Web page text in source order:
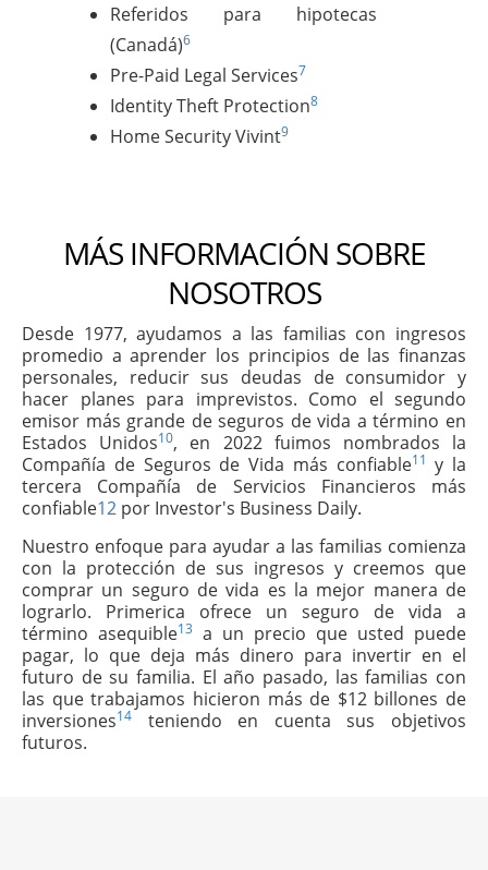
Referidos para hipotecas
(Canadá)6
Pre-Paid Legal Services7
Identity Theft Protection8
Home Security Vivint9
MÁS INFORMACIÓN SOBRE
NOSOTROS
Desde 1977, ayudamos a las familias con ingresos
promedio a aprender los principios de las finanzas
personales, reducir sus deudas de consumidor y
hacer planes para imprevistos. Como el segundo
emisor más grande de seguros de vida a término en
Estados Unidos10, en 2022 fuimos nombrados la
Compañía de Seguros de Vida más confiable11 y la
tercera Compañía de Servicios Financieros más
confiable12 por Investor's Business Daily.
Nuestro enfoque para ayudar a las familias comienza
con la protección de sus ingresos y creemos que
comprar un seguro de vida es la mejor manera de
lograrlo. Primerica ofrece un seguro de vida a
término asequible13 a un precio que usted puede
pagar, lo que deja más dinero para invertir en el
futuro de su familia. El año pasado, las familias con
las que trabajamos hicieron más de $12 billones de
inversiones14
teniendo en cuenta sus objetivos
futuros.